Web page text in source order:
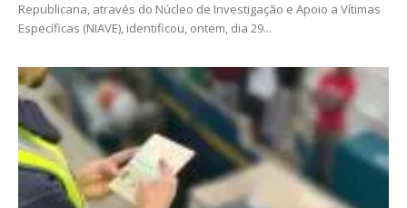
Republicana, através do Núcleo de Investigação e Apoio a Vítimas
Específicas (NIAVE), identificou, ontem, dia 29...